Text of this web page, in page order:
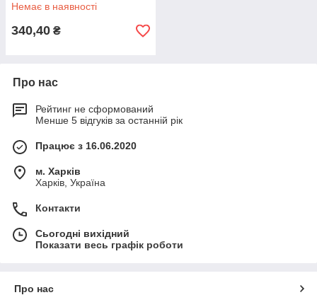
Немає в наявності
340,40 ₴
Про нас
Рейтинг не сформований
Менше 5 відгуків за останній рік
Працює з 16.06.2020
м. Харків
Харків, Україна
Контакти
Сьогодні вихідний
Показати весь графік роботи
Про нас